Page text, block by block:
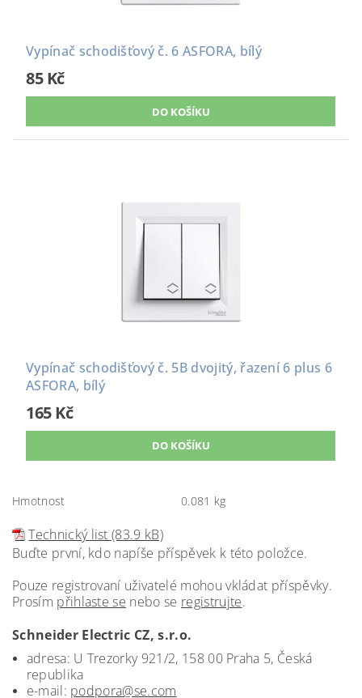
Vypínač schodišťový č. 6 ASFORA, bílý
85 Kč
Vypínač schodišťový č. 5B dvojitý, řazení 6 plus 6
ASFORA, bílý
165 Kč
Hmotnost 0.081 kg
Technický list (83.9 kB)
Buďte první, kdo napíše příspěvek k této položce.
Pouze registrovaní uživatelé mohou vkládat příspěvky.
Prosím přihlaste se nebo se registrujte.
Schneider Electric CZ, s.r.o.
adresa: U Trezorky 921/2, 158 00 Praha 5, Česká
republika
e-mail: podpora@se.com